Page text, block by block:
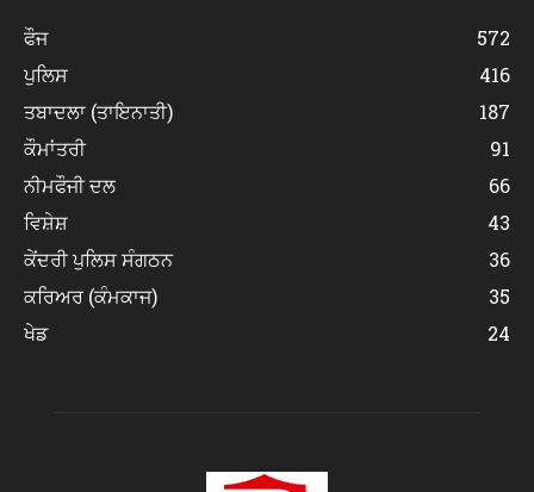
ਫੌਜ
572
ਪੁਲਿਸ
416
ਤਬਾਦਲਾ (ਤਾਇਨਾਤੀ)
187
ਕੌਮਾਂਤਰੀ
91
ਨੀਮਫੌਜੀ ਦਲ
66
ਵਿਸ਼ੇਸ਼
43
ਕੇਂਦਰੀ ਪੁਲਿਸ ਸੰਗਠਨ
36
ਕਰਿਅਰ (ਕੰਮਕਾਜ)
35
ਖੇਡ
24